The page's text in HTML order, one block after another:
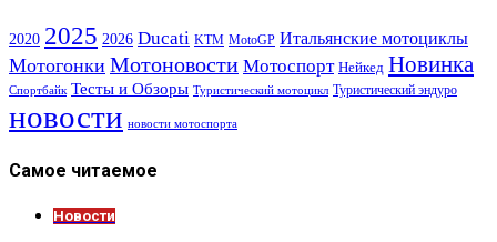
2020 2025 2026 Ducati KTM MotoGP Итальянские мотоциклы
Мотогонки Мотоновости Мотоспорт Нейкед Новинка
Спортбайк Тесты и Обзоры Туристический мотоцикл Туристический эндуро
новости новости мотоспорта
Самое читаемое
Новости